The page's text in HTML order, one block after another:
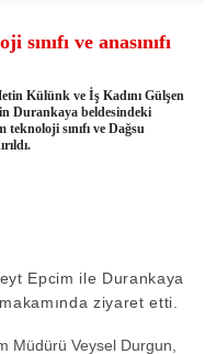
sınıfı ve anasınıfı
Külünk ve İş Kadını Gülşen
Durankaya beldesindeki
sınıfı ve Dağsu
Epcim ile Durankaya
ziyaret etti.
Müdürü Veysel Durgun,